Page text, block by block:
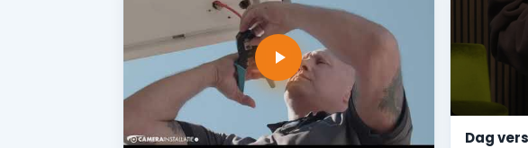
Dag